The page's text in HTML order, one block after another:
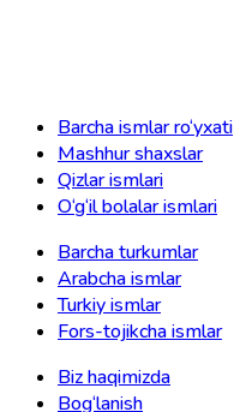
Barcha ismlar ro‘yxati
Mashhur shaxslar
Qizlar ismlari
O‘g‘il bolalar ismlari
Barcha turkumlar
Arabcha ismlar
Turkiy ismlar
Fors-tojikcha ismlar
Biz haqimizda
Bog‘lanish